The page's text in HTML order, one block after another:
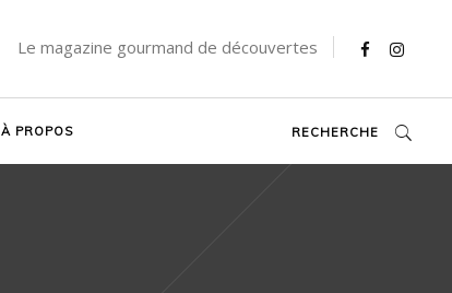
Le magazine gourmand de découvertes
À PROPOS RECHERCHE